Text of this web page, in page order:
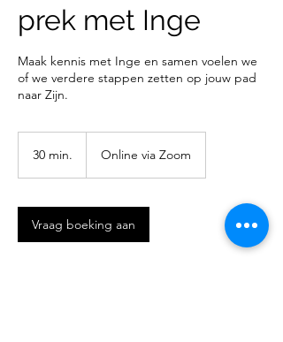
prek met Inge
Maak kennis met Inge en samen voelen we
of we verdere stappen zetten op jouw pad
naar Zijn.
30 min.
i
n
.
Online via Zoom
Vraag boeking aan